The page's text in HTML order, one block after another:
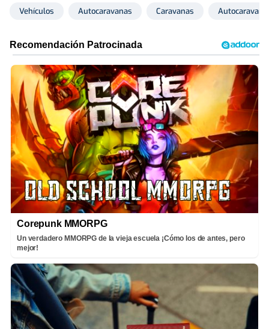
Vehículos Autocaravanas Caravanas Autocaravana
Corepunk MMORPG
Un verdadero MMORPG de la vieja escuela ¡Cómo los de antes, pero
mejor!